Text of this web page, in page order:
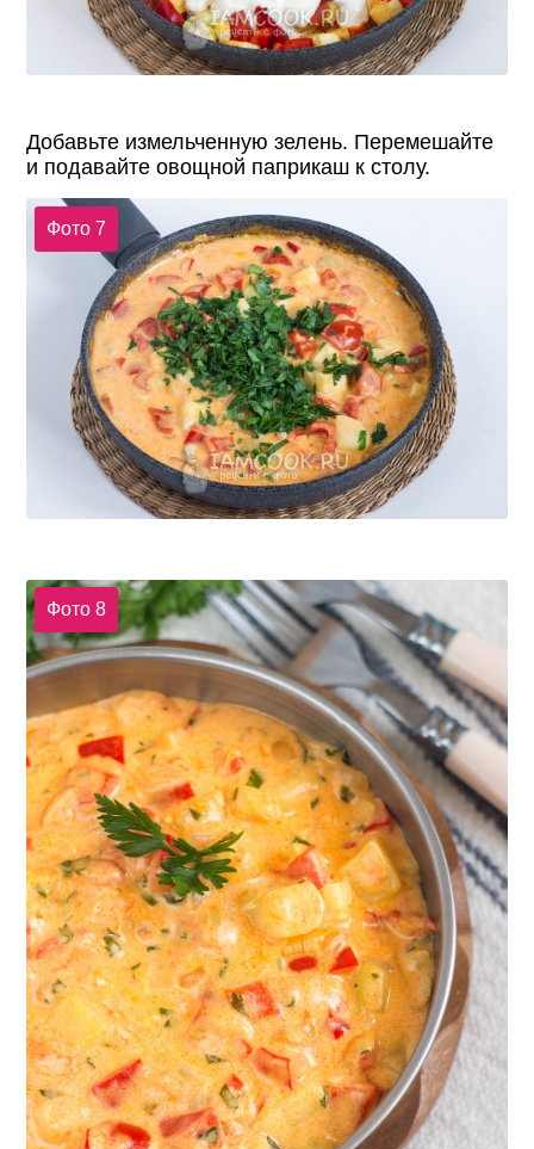
Добавьте измельченную зелень. Перемешайте
и подавайте овощной паприкаш к столу.
Фото 7
Фото 8